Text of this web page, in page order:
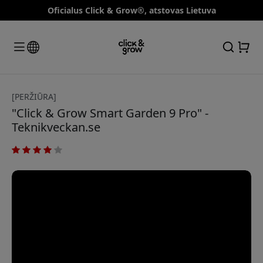
Oficialus Click & Grow®, atstovas Lietuva
[PERŽIŪRA]
"Click & Grow Smart Garden 9 Pro" -
Teknikveckan.se